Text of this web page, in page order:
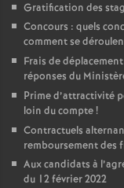
Gratification des
Concours : quels
comment se
Frais de
réponses du
Prime d’attractivité
loin du compte!
Contractuels
remboursement des
Aux candidats à
du 12 février 2022